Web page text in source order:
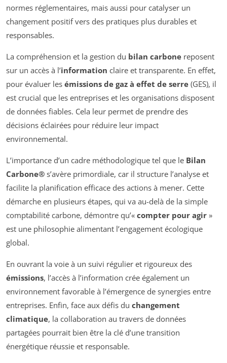
normes réglementaires, mais aussi pour catalyser un
changement positif vers des pratiques plus durables et
responsables.
La compréhension et la gestion du bilan carbone reposent
sur un accès à l’information claire et transparente. En effet,
pour évaluer les émissions de gaz à effet de serre (GES), il
est crucial que les entreprises et les organisations disposent
de données fiables. Cela leur permet de prendre des
décisions éclairées pour réduire leur impact
environnemental.
L’importance d’un cadre méthodologique tel que le Bilan
Carbone® s’avère primordiale, car il structure l’analyse et
facilite la planification efficace des actions à mener. Cette
démarche en plusieurs étapes, qui va au-delà de la simple
comptabilité carbone, démontre qu’« compter pour agir »
est une philosophie alimentant l’engagement écologique
global.
En ouvrant la voie à un suivi régulier et rigoureux des
émissions, l’accès à l’information crée également un
environnement favorable à l’émergence de synergies entre
entreprises. Enfin, face aux défis du changement
climatique, la collaboration au travers de données
partagées pourrait bien être la clé d’une transition
énergétique réussie et responsable.